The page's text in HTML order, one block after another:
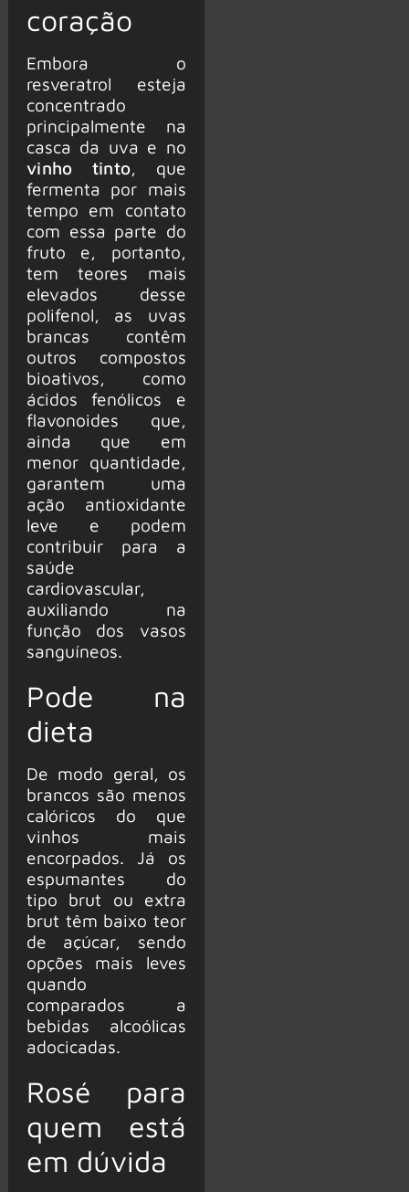
coração
Embora o
resveratrol esteja
concentrado
principalmente na
casca da uva e no
vinho tinto, que
fermenta por mais
tempo em contato
com essa parte do
fruto e, portanto,
tem teores mais
elevados desse
polifenol, as uvas
brancas contêm
outros compostos
bioativos, como
ácidos fenólicos e
flavonoides que,
ainda que em
menor quantidade,
garantem uma
ação antioxidante
leve e podem
contribuir para a
saúde
cardiovascular,
auxiliando na
função dos vasos
sanguíneos.
Pode na
dieta
De modo geral, os
brancos são menos
calóricos do que
vinhos mais
encorpados. Já os
espumantes do
tipo brut ou extra
brut têm baixo teor
de açúcar, sendo
opções mais leves
quando
comparados a
bebidas alcoólicas
adocicadas.
Rosé para
quem está
em dúvida